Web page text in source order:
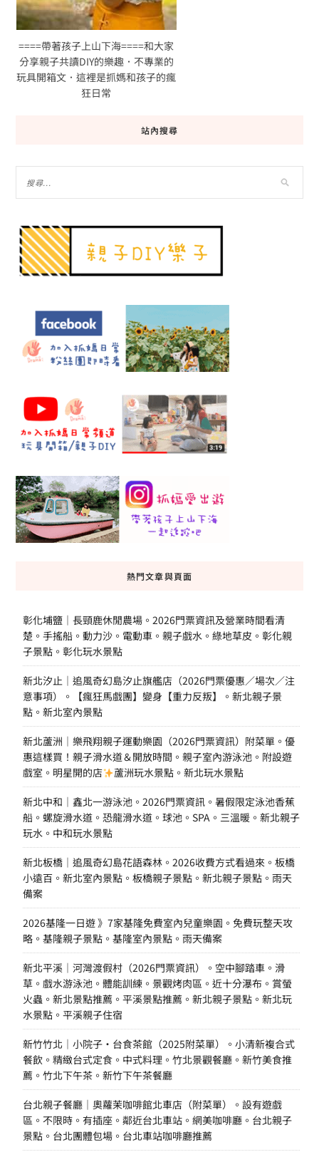
====帶著孩子上山下海====和大家
分享親子共讀DIY的樂趣．不專業的
玩具開箱文．這裡是抓媽和孩子的瘋
狂日常
站內搜尋
熱門文章與頁面
彰化埔鹽｜長頸鹿休閒農場。2026門票資訊及營業時間看清
楚。手搖船。動力沙。電動車。親子戲水。綠地草皮。彰化親
子景點。彰化玩水景點
新北汐止｜追風奇幻島汐止旗艦店（2026門票優惠／場次／注
意事項）。【瘋狂馬戲團】變身【重力反叛】。新北親子景
點。新北室內景點
新北蘆洲｜樂飛翔親子運動樂園（2026門票資訊）附菜單。優
惠這樣買！親子滑水道＆開放時間。親子室內游泳池。附設遊
戲室。明星開的店
蘆洲玩水景點。新北玩水景點
新北中和｜鑫北一游泳池。2026門票資訊。暑假限定泳池香蕉
船。螺旋滑水道。恐龍滑水道。球池。SPA。三溫暖。新北親子
玩水。中和玩水景點
新北板橋｜追風奇幻島花語森林。2026收費方式看過來。板橋
小遠百。新北室內景點。板橋親子景點。新北親子景點。雨天
備案
2026基隆一日遊 》7家基隆免費室內兒童樂園。免費玩整天攻
略。基隆親子景點。基隆室內景點。雨天備案
新北平溪｜河灣渡假村（2026門票資訊）。空中腳踏車。滑
草。戲水游泳池。體能訓練。景觀烤肉區。近十分瀑布。賞螢
火蟲。新北景點推薦。平溪景點推薦。新北親子景點。新北玩
水景點。平溪親子住宿
新竹竹北｜小院子·台食茶館（2025附菜單）。小清新複合式
餐飲。精緻台式定食。中式料理。竹北景觀餐廳。新竹美食推
薦。竹北下午茶。新竹下午茶餐廳
台北親子餐廳｜奧蘿茉咖啡館北車店（附菜單）。設有遊戲
區。不限時。有插座。鄰近台北車站。網美咖啡廳。台北親子
景點。台北團體包場。台北車站咖啡廳推薦